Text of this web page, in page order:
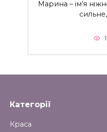
Марина – ім’я
Категорії
Краса